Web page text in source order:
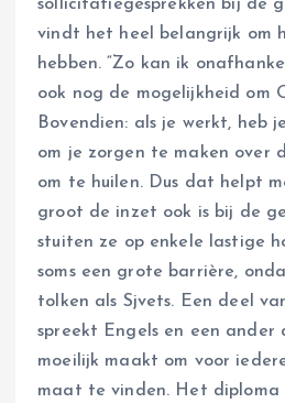
sollicitatiegesprekken bij de
vindt het heel belangrijk om
hebben. “Zo kan ik
ook nog de mogelijkheid om
Bovendien: als je werkt, heb
om je zorgen te maken over
om te huilen. Dus dat helpt
groot de inzet ook is bij de
stuiten ze op enkele lastige
soms een grote barrière,
tolken als Sjvets. Een deel
spreekt Engels en een
moeilijk maakt om voor
maat te vinden. Het diploma